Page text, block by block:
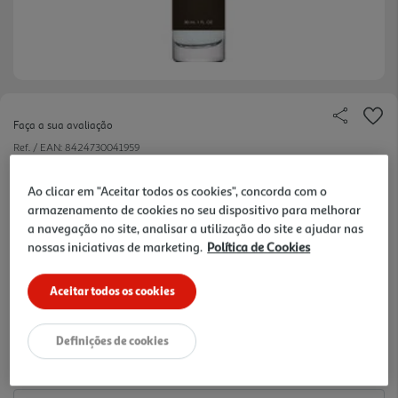
Faça a sua avaliação
Ref. / EAN: 8424730041959
5.6 €/un
5,60 €
Ao clicar em "Aceitar todos os cookies", concorda com o
armazenamento de cookies no seu dispositivo para melhorar
a navegação no site, analisar a utilização do site e ajudar nas
nossas iniciativas de marketing. Política de Cookies
Aceitar todos os cookies
Definições de cookies